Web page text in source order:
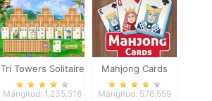
Tri Towers Solitaire
Mängitud: 1,235,516
Mahjong Cards
Mängitud: 576,559